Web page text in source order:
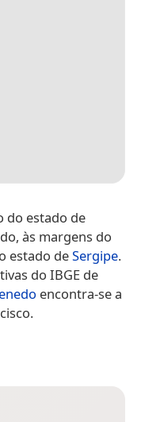
do estado de
às margens do
estado deSergipe.
do IBGE de
encontra-se a